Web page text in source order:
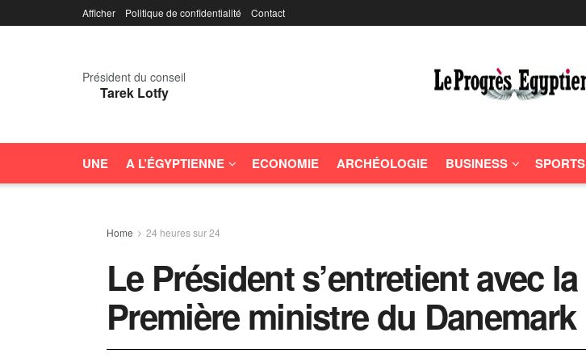
Afficher Politique de confidentialité Contact
Président du conseil
Tarek Lotfy
UNE A L’ÉGYPTIENNE ECONOMIE ARCHÉOLOGIE BUSINESS SPORTS
Home 24 heures sur 24
Le Président s’entretient avec la
Première ministre du Danemark